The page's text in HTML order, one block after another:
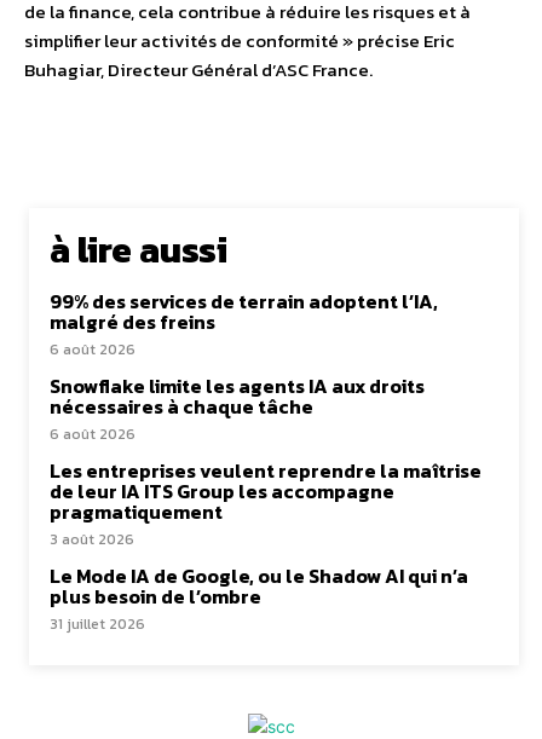
de la finance, cela contribue à réduire les risques et à
simplifier leur activités de conformité » précise Eric
Buhagiar, Directeur Général d’ASC France.
à lire aussi
99% des services de terrain adoptent l’IA,
malgré des freins
6 août 2026
Snowflake limite les agents IA aux droits
nécessaires à chaque tâche
6 août 2026
Les entreprises veulent reprendre la maîtrise
de leur IA ITS Group les accompagne
pragmatiquement
3 août 2026
Le Mode IA de Google, ou le Shadow AI qui n’a
plus besoin de l’ombre
31 juillet 2026